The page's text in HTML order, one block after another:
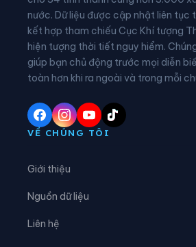
Xã Đức Thịnh Xã
Xã Gia Hanh Xã
Xã Hồng Lộc Xã
Xã Hương Đô
Xã Hương Phố
nước. Dữ liệu được cập nhật liên tục
kết hợp tham chiếu Cục Khí tượng
hiện tượng thời tiết nguy hiểm.
giúp bạn chủ động trước mọi diễn
toàn hơn khi ra ngoài và trong mỗi
VỀ CHÚNG TÔI
Giới thiệu
Nguồn dữ liệu
Liên hệ